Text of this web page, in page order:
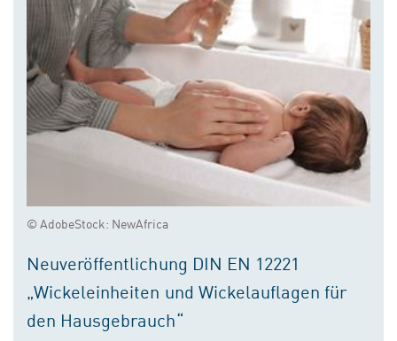
© AdobeStock: NewAfrica
Neuveröffentlichung DIN EN 12221
„Wickeleinheiten und Wickelauflagen für
den Hausgebrauch“